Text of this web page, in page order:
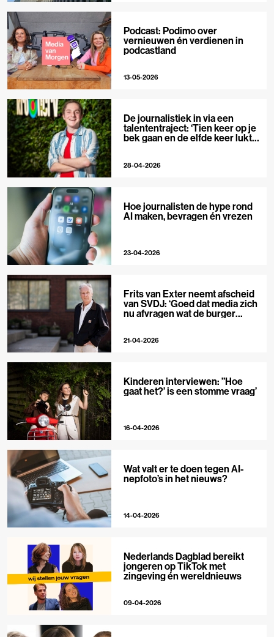
Podcast: Podimo over
vernieuwen én verdienen in
podcastland
13-05-2026
De journalistiek in via een
talententraject: ‘Tien keer op je
bek gaan en de elfde keer lukt
28-04-2026
Hoe journalisten de hype rond
AI maken, bevragen én vrezen
23-04-2026
Frits van Exter neemt afscheid
van SVDJ: ‘Goed dat media zich
nu afvragen wat de burger
21-04-2026
Kinderen interviewen: ”Hoe
gaat het?’ is een stomme vraag’
16-04-2026
Wat valt er te doen tegen AI-
nepfoto’s in het nieuws?
14-04-2026
Nederlands Dagblad bereikt
jongeren op TikTok met
zingeving én wereldnieuws
09-04-2026